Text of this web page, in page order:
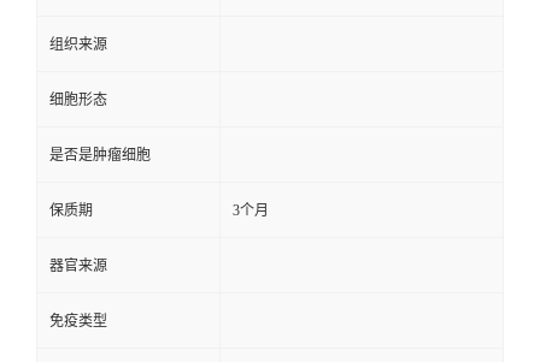
组织来源
细胞形态
是否是肿瘤细胞
保质期 3个月
器官来源
免疫类型